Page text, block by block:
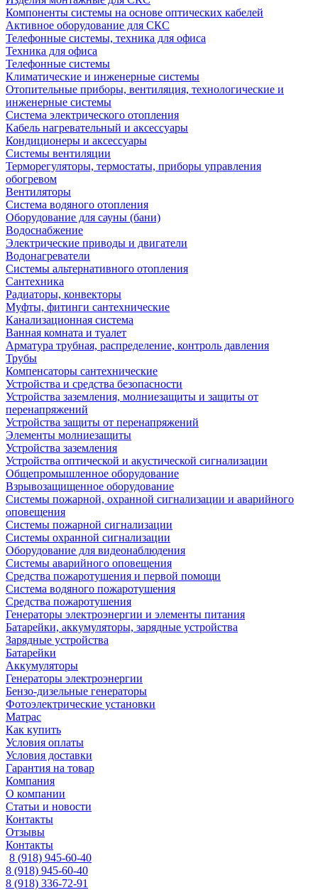
Компоненты системы на основе оптических кабелей
Активное оборудование для СКС
Телефонные системы, техника для офиса
Техника для офиса
Телефонные системы
Климатические и инженерные системы
Отопительные приборы, вентиляция, технологические и
инженерные системы
Система электрического отопления
Кабель нагревательный и аксессуары
Кондиционеры и аксессуары
Системы вентиляции
Терморегуляторы, термостаты, приборы управления
обогревом
Вентиляторы
Система водяного отопления
Оборудование для сауны (бани)
Водоснабжение
Электрические приводы и двигатели
Водонагреватели
Системы альтернативного отопления
Сантехника
Радиаторы, конвекторы
Муфты, фитинги сантехнические
Канализационная система
Ванная комната и туалет
Арматура трубная, распределение, контроль давления
Трубы
Компенсаторы сантехнические
Устройства и средства безопасности
Устройства заземления, молниезащиты и защиты от
перенапряжений
Устройства защиты от перенапряжений
Элементы молниезащиты
Устройства заземления
Устройства оптической и акустической сигнализации
Общепромышленное оборудование
Взрывозащищенное оборудование
Системы пожарной, охранной сигнализации и аварийного
оповещения
Системы пожарной сигнализации
Системы охранной сигнализации
Оборудование для видеонаблюдения
Системы аварийного оповещения
Средства пожаротушения и первой помощи
Система водяного пожаротушения
Средства пожаротушения
Генераторы электроэнергии и элементы питания
Батарейки, аккумуляторы, зарядные устройства
Зарядные устройства
Батарейки
Аккумуляторы
Генераторы электроэнергии
Бензо-дизельные генераторы
Фотоэлектрические установки
Матрас
Как купить
Условия оплаты
Условия доставки
Гарантия на товар
Компания
О компании
Статьи и новости
Контакты
Отзывы
Контакты
8 (918) 945-60-40
8 (918) 945-60-40
8 (918) 336-72-91